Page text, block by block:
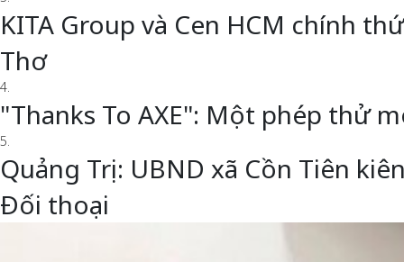
KITA Group và Cen HCM chính
Thơ
4.
"Thanks To AXE": Một phép thử
5.
Quảng Trị: UBND xã Cồn Tiên
Đối thoại